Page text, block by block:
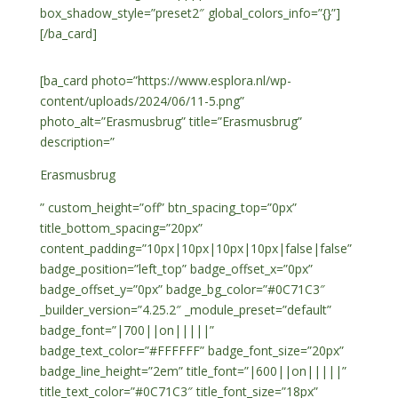
box_shadow_style=”preset2″ global_colors_info=”{}”]
[/ba_card]
[ba_card photo=”https://www.esplora.nl/wp-
content/uploads/2024/06/11-5.png”
photo_alt=”Erasmusbrug” title=”Erasmusbrug”
description=”
Erasmusbrug
” custom_height=”off” btn_spacing_top=”0px”
title_bottom_spacing=”20px”
content_padding=”10px|10px|10px|10px|false|false”
badge_position=”left_top” badge_offset_x=”0px”
badge_offset_y=”0px” badge_bg_color=”#0C71C3″
_builder_version=”4.25.2″ _module_preset=”default”
badge_font=”|700||on|||||”
badge_text_color=”#FFFFFF” badge_font_size=”20px”
badge_line_height=”2em” title_font=”|600||on|||||”
title_text_color=”#0C71C3″ title_font_size=”18px”